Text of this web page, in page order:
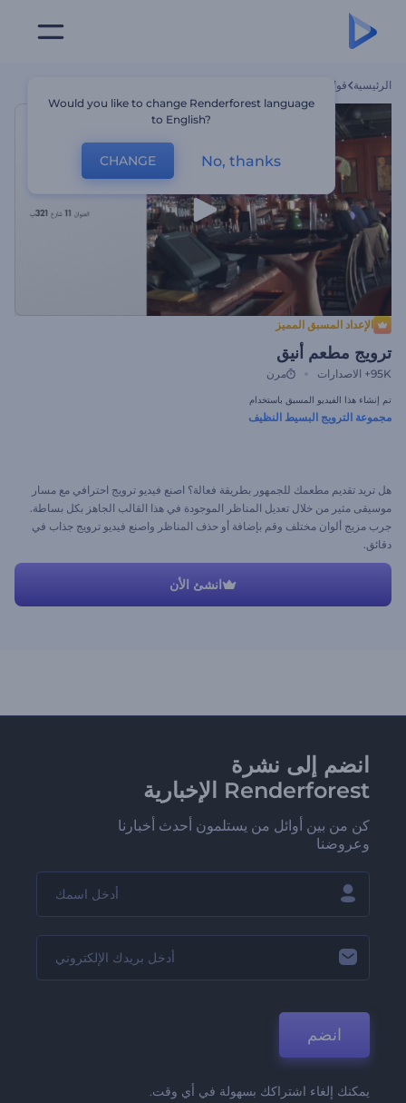
الرئيسية قوالب
الإعداد المسبق المميز
ترويج مطعم أنيق
95K+ الاصدارات مرن
تم إنشاء هذا الفيديو المسبق باستخدام
مجموعة الترويج البسيط النظيف
هل تريد تقديم مطعمك للجمهور بطريقة فعالة؟ اصنع فيديو ترويج احترافي مع مسار
موسيقى مثير من خلال تعديل المناظر الموجودة في هذا القالب الجاهز بكل بساطة.
جرب مزيج ألوان مختلف وقم بإضافة أو حذف المناظر واصنع فيديو ترويج جذاب في
دقائق.
انشئ الأن
انضم إلى نشرة
Renderforest الإخبارية
كن من بين أوائل من يستلمون أحدث أخبارنا
وعروضنا
انضم
يمكنك إلغاء اشتراكك بسهولة في أي وقت.
Would you like to change Renderforest language
to English?
CHANGE No, thanks